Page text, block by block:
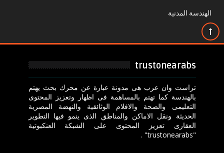
الهندسة المدنية
trustonearabs
تراست وان عرب هى مدونة عبارة عن محرك بحث يهتم
بالهندسة كما تهتم بالمساهمة فى اظهار وتعزيز المحتوى
التعليمى والصحة والافلام الوثائقية والنهضة المصرية
الحديثة ونقل الاماكن والمناطق الذى ينمو فيها التطوير
العقارى تعزيز المحتوى على الشبكة العنكبوتية
"trustonearabs" .